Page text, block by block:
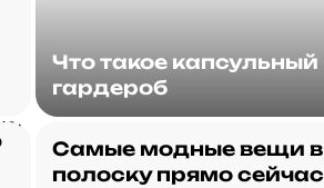
Что такое капсульный
гардероб
Самые модные вещи в
полоску прямо сейчас